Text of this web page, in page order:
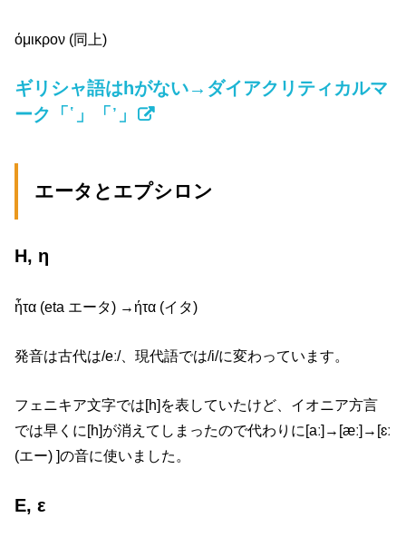
όμικρον (同上)
ギリシャ語はhがない→ダイアクリティカルマ
ーク「῾」「᾿」
エータとエプシロン
Η, η
ἦτα (eta エータ) →ήτα (イタ)
発音は古代は/eː/、現代語では/i/に変わっています。
フェニキア文字では[h]を表していたけど、イオニア方言
では早くに[h]が消えてしまったので代わりに[aː]→[æː]→[ɛː
(エー) ]の音に使いました。
Ε, ε